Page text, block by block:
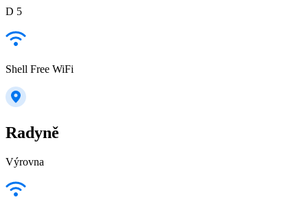
D 5
Shell Free WiFi
Radyně
Výrovna